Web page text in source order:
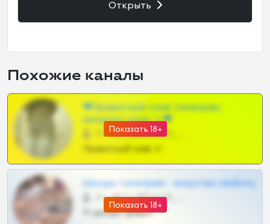
Открыть
Похожие каналы
Показать 18+
❤Приватный слив телеграм,
шкодных шкур тг❤
57 •
Приватный слив тг
Показать 18+
Шкоды телеграм - искуство любить
27 •
Тг шкоды приват